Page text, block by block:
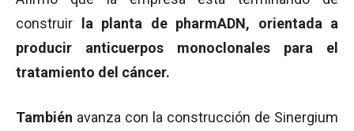
construir
la planta de pharmADN, orientada a
producir anticuerpos monoclonales
para el
tratamiento del cáncer.
También avanza con la construcción de Sinergium